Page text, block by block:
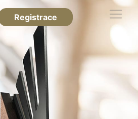
Registrace